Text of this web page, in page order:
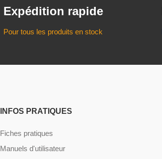
Expédition rapide
Pour tous les produits en stock
INFOS PRATIQUES
Fiches pratiques
Manuels d'utilisateur